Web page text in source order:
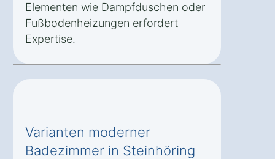
Elementen wie Dampfduschen oder
Fußbodenheizungen erfordert
Expertise.
Varianten moderner
Badezimmer in Steinhöring